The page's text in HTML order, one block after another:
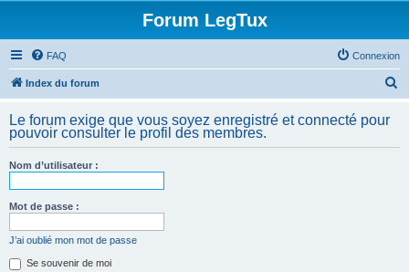
Forum LegTux
FAQ Connexion
Index du forum
h
Le forum exige que vous soyez enregistré et connecté pour
pouvoir consulter le profil des membres.
Nom d’utilisateur :
Mot de passe :
J’ai oublié mon mot de passe
Se souvenir de moi